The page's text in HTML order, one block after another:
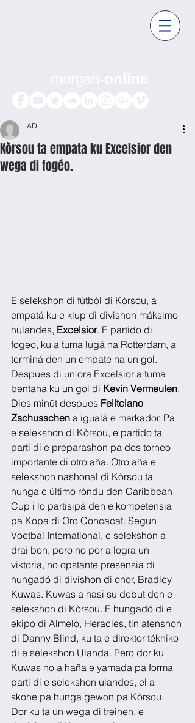
Kòrsou ta empata ku Excelsior den
wega di fogéo.
AD
E selekshon di fútbòl di Kòrsou, a
empatá ku e klup di divishon máksimo
hulandes, Excelsior. E partido di
fogeo, ku a tuma lugá na Rotterdam, a
terminá den un empate na un gol.
Despues di un ora Excelsior a tuma
bentaha ku un gol di Kevin Vermeulen.
Dies minüt despues Felitciano
Zschusschen a igualá e markador. Pa
e selekshon di Kòrsou, e partido ta
parti di e preparashon pa dos torneo
importante di otro aña. Otro aña e
selekshon nashonal di Kòrsou ta
hunga e último ròndu den Caribbean
Cup i lo partisipá den e kompetensia
pa Kopa di Oro Concacaf. Segun
Voetbal International, e selekshon a
drai bon, pero no por a logra un
viktoria, no opstante presensia di
hungadó di divishon di onor, Bradley
Kuwas. Kuwas a hasi su debut den e
selekshon di Kòrsou. E hungadó di e
ekipo di Almelo, Heracles, tin atenshon
di Danny Blind, ku ta e direktor tékniko
di e selekshon Ulanda. Pero dor ku
Kuwas no a haña e yamada pa forma
parti di e selekshon ulandes, el a
skohe pa hunga gewon pa Kòrsou.
Dor ku ta un wega di treinen, e